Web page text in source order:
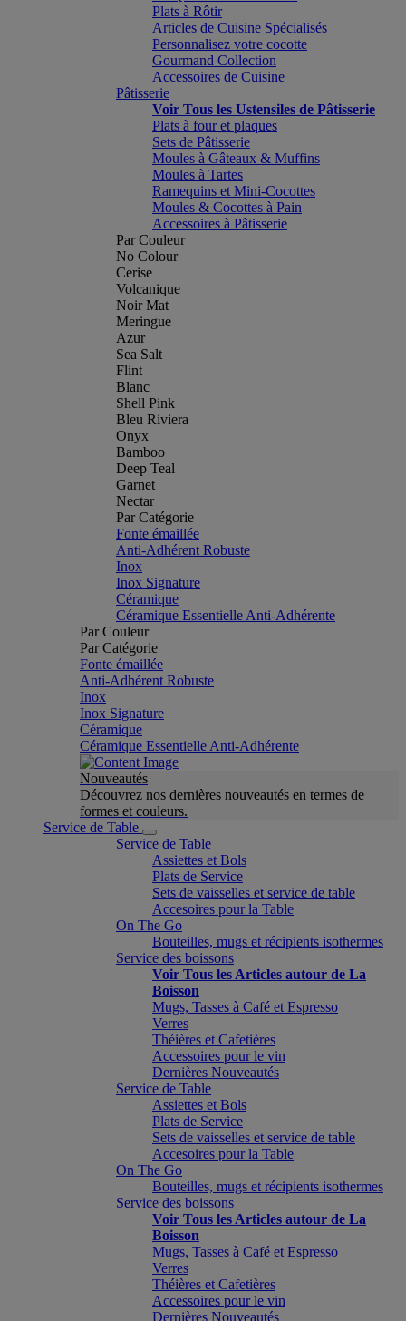
Plats à Rôtir
Articles de Cuisine Spécialisés
Personnalisez votre cocotte
Gourmand Collection
Accessoires de Cuisine
Pâtisserie
Voir Tous les Ustensiles de Pâtisserie
Plats à four et plaques
Sets de Pâtisserie
Moules à Gâteaux & Muffins
Moules à Tartes
Ramequins et Mini-Cocottes
Moules & Cocottes à Pain
Accessoires à Pâtisserie
Par Couleur
No Colour
Cerise
Volcanique
Noir Mat
Meringue
Azur
Sea Salt
Flint
Blanc
Shell Pink
Bleu Riviera
Onyx
Bamboo
Deep Teal
Garnet
Nectar
Par Catégorie
Fonte émaillée
Anti-Adhérent Robuste
Inox
Inox Signature
Céramique
Céramique Essentielle Anti-Adhérente
Par Couleur
Par Catégorie
Fonte émaillée
Anti-Adhérent Robuste
Inox
Inox Signature
Céramique
Céramique Essentielle Anti-Adhérente
Nouveautés
Découvrez nos dernières nouveautés en termes de
formes et couleurs.
Service de Table
Service de Table
Assiettes et Bols
Plats de Service
Sets de vaisselles et service de table
Accesoires pour la Table
On The Go
Bouteilles, mugs et récipients isothermes
Service des boissons
Voir Tous les Articles autour de La
Boisson
Mugs, Tasses à Café et Espresso
Verres
Théières et Cafetières
Accessoires pour le vin
Dernières Nouveautés
Service de Table
Assiettes et Bols
Plats de Service
Sets de vaisselles et service de table
Accesoires pour la Table
On The Go
Bouteilles, mugs et récipients isothermes
Service des boissons
Voir Tous les Articles autour de La
Boisson
Mugs, Tasses à Café et Espresso
Verres
Théières et Cafetières
Accessoires pour le vin
Dernières Nouveautés